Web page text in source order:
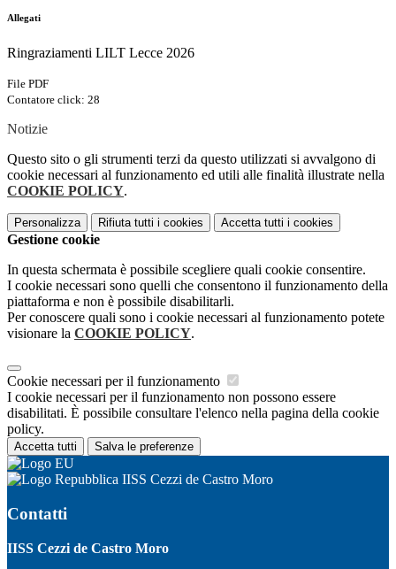
Allegati
Ringraziamenti LILT Lecce 2026
File PDF
Contatore click: 28
Notizie
Questo sito o gli strumenti terzi da questo utilizzati si avvalgono di
cookie necessari al funzionamento ed utili alle finalità illustrate nella
COOKIE POLICY.
Personalizza Rifiuta tutti i cookies Accetta tutti i cookies
Gestione cookie
In questa schermata è possibile scegliere quali cookie consentire.
I cookie necessari sono quelli che consentono il funzionamento della
piattaforma e non è possibile disabilitarli.
Per conoscere quali sono i cookie necessari al funzionamento potete
visionare la COOKIE POLICY.
Cookie necessari per il funzionamento
I cookie necessari per il funzionamento non possono essere
disabilitati. È possibile consultare l'elenco nella pagina della cookie
policy.
Accetta tutti Salva le preferenze
IISS Cezzi de Castro Moro
Contatti
IISS Cezzi de Castro Moro